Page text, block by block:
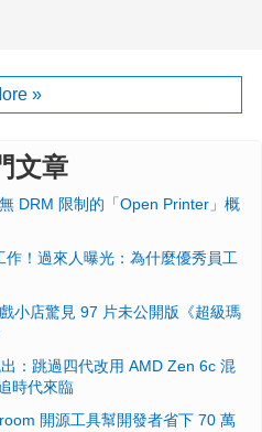
»
文章
DRM 限制的「Open Printer」概
作！過來人曝光：為什麼優秀員工
小店驚見 97 片未公開版《超級瑪
：跳過四代改用 AMD Zen 6c 混
時代來臨
開源工具幫開發者省下 70 萬